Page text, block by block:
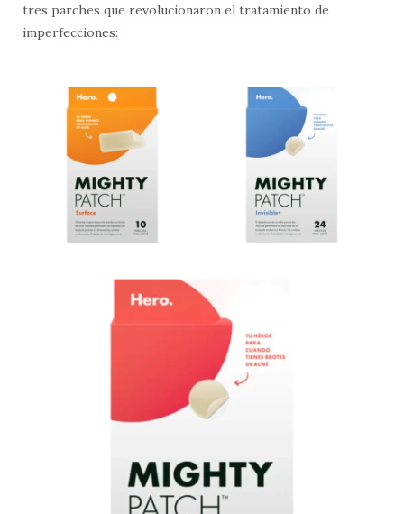
tres parches que revolucionaron el tratamiento de
imperfecciones: